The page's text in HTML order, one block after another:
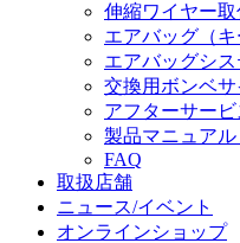
伸縮ワイヤー
エアバッグ（
エアバッグシ
交換用ボンベサ
アフターサービ
製品マニュア
FAQ
取扱店舗
ニュース/イベント
オンラインショップ